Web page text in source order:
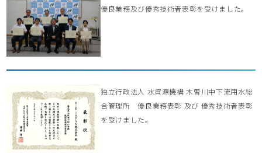
優良業務及び優秀技術者表彰を受けました。
独立行政法人 水資源機構 木曽川中下流用水総
合管理所 優良業務表彰 及び 優秀技術者表彰
を受けました。